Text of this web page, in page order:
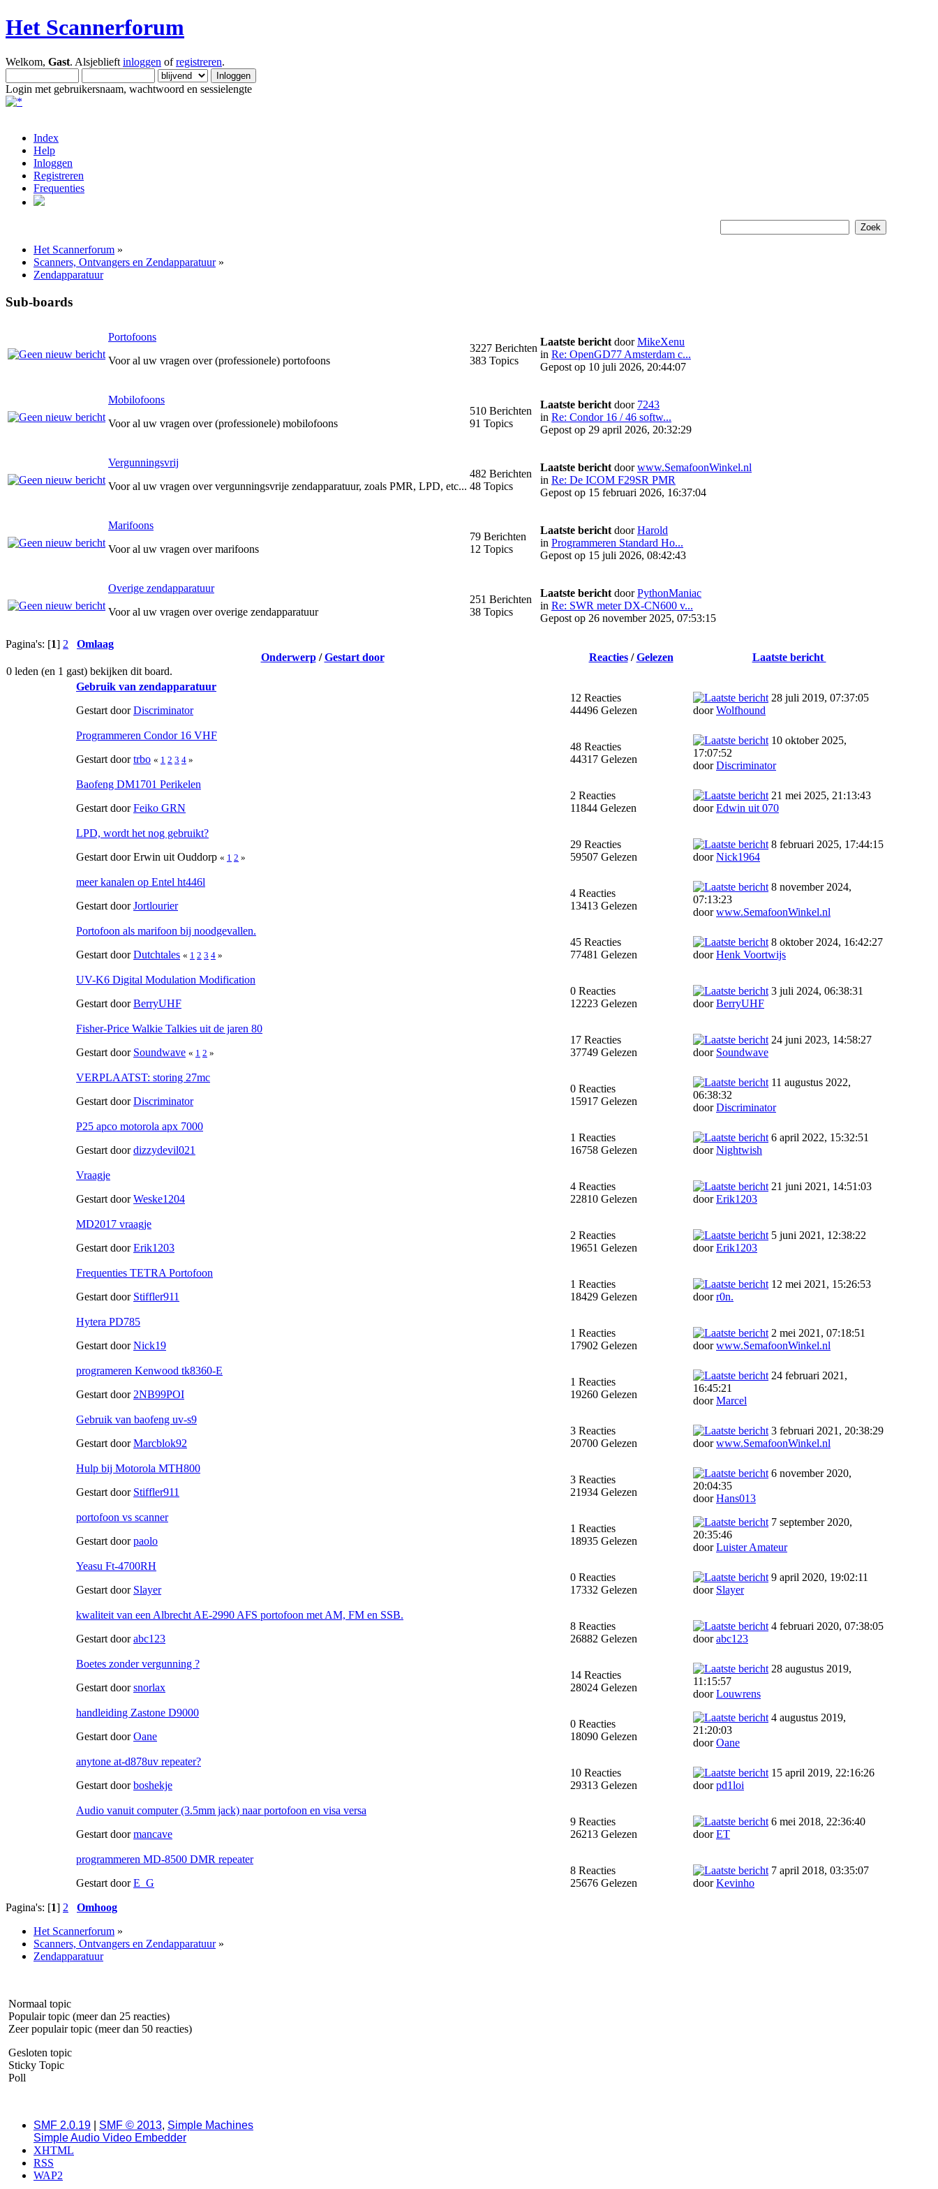
Het Scannerforum
Welkom, Gast. Alsjeblieft inloggen ofregistreren.
Login met gebruikersnaam, wachtwoord en sessielengte
Index
Help
Inloggen
Registreren
Frequenties
Het Scannerforum »
Scanners, Ontvangers en Zendapparatuur»
Zendapparatuur
Sub-boards
Portofoons
Voor al uw vragen over (professionele) portofoons
3227 Berichten
383 Topics
Laatste bericht doorMikeXenu
in Re: OpenGD77 Amsterdam c...
Gepost op 10 juli 2026, 20:44:07
Mobilofoons
Voor al uw vragen over (professionele) mobilofoons
510 Berichten
91 Topics
Laatste bericht door 7243
in Re: Condor 16 / 46 softw...
Gepost op 29 april 2026, 20:32:29
Vergunningsvrij
Voor al uw vragen over vergunningsvrije zendapparatuur, zoals PMR, LPD, etc...
482 Berichten
48 Topics
Laatste bericht doorwww.SemafoonWinkel.nl
in Re: De ICOM F29SR PMR
Gepost op 15 februari 2026, 16:37:04
Marifoons
Voor al uw vragen over marifoons
79 Berichten
12 Topics
Laatste bericht doorHarold
in Programmeren Standard Ho...
Gepost op 15 juli 2026, 08:42:43
Overige zendapparatuur
Voor al uw vragen over overige zendapparatuur
251 Berichten
38 Topics
Laatste bericht doorPythonManiac
in Re: SWR meter DX-CN600 v...
Gepost op 26 november 2025, 07:53:15
Pagina's: [1] 2
Omlaag
Onderwerp/Gestart door Reacties/Gelezen
Laatste bericht
0 leden (en 1 gast) bekijken dit board.
Gebruik van zendapparatuur
Gestart doorDiscriminator
12 Reacties
44496 Gelezen
28 juli 2019, 07:37:05
doorWolfhound
Programmeren Condor 16 VHF
Gestart doortrbo « 1 2 3 4 »
48 Reacties
44317 Gelezen
10 oktober 2025,
17:07:52
doorDiscriminator
Baofeng DM1701 Perikelen
Gestart doorFeiko GRN
2 Reacties
11844 Gelezen
21 mei 2025, 21:13:43
doorEdwin uit 070
LPD, wordt het nog gebruikt?
Gestart door Erwin uit Ouddorp « 1 2 »
29 Reacties
59507 Gelezen
8 februari 2025, 17:44:15
doorNick1964
meer kanalen op Entel ht446l
Gestart doorJortlourier
4 Reacties
13413 Gelezen
8 november 2024,
07:13:23
doorwww.SemafoonWinkel.nl
Portofoon als marifoon bij noodgevallen.
Gestart doorDutchtales « 1 2 3 4 »
45 Reacties
77481 Gelezen
8 oktober 2024, 16:42:27
doorHenk Voortwijs
UV-K6 Digital Modulation Modification
Gestart doorBerryUHF
0 Reacties
12223 Gelezen
3 juli 2024, 06:38:31
doorBerryUHF
Fisher-Price Walkie Talkies uit de jaren 80
Gestart door Soundwave « 1 2 »
17 Reacties
37749 Gelezen
24 juni 2023, 14:58:27
door Soundwave
VERPLAATST: storing 27mc
Gestart doorDiscriminator
0 Reacties
15917 Gelezen
11 augustus 2022,
06:38:32
doorDiscriminator
P25 apco motorola apx 7000
Gestart doordizzydevil021
1 Reacties
16758 Gelezen
6 april 2022, 15:32:51
doorNightwish
Vraagje
Gestart doorWeske1204
4 Reacties
22810 Gelezen
21 juni 2021, 14:51:03
doorErik1203
MD2017 vraagje
Gestart doorErik1203
2 Reacties
19651 Gelezen
5 juni 2021, 12:38:22
doorErik1203
Frequenties TETRA Portofoon
Gestart door Stiffler911
1 Reacties
18429 Gelezen
12 mei 2021, 15:26:53
doorr0n.
Hytera PD785
Gestart doorNick19
1 Reacties
17902 Gelezen
2 mei 2021, 07:18:51
doorwww.SemafoonWinkel.nl
programeren Kenwood tk8360-E
Gestart door 2NB99POI
1 Reacties
19260 Gelezen
24 februari 2021,
16:45:21
doorMarcel
Gebruik van baofeng uv-s9
Gestart doorMarcblok92
3 Reacties
20700 Gelezen
3 februari 2021, 20:38:29
doorwww.SemafoonWinkel.nl
Hulp bij Motorola MTH800
Gestart door Stiffler911
3 Reacties
21934 Gelezen
6 november 2020,
20:04:35
doorHans013
portofoon vs scanner
Gestart doorpaolo
1 Reacties
18935 Gelezen
7 september 2020,
20:35:46
doorLuister Amateur
Yeasu Ft-4700RH
Gestart door Slayer
0 Reacties
17332 Gelezen
9 april 2020, 19:02:11
door Slayer
kwaliteit van een Albrecht AE-2990 AFS portofoon met AM, FM en SSB.
Gestart doorabc123
8 Reacties
26882 Gelezen
4 februari 2020, 07:38:05
doorabc123
Boetes zonder vergunning ?
Gestart doorsnorlax
14 Reacties
28024 Gelezen
28 augustus 2019,
11:15:57
doorLouwrens
handleiding Zastone D9000
Gestart doorOane
0 Reacties
18090 Gelezen
4 augustus 2019,
21:20:03
doorOane
anytone at-d878uv repeater?
Gestart doorboshekje
10 Reacties
29313 Gelezen
15 april 2019, 22:16:26
doorpd1loi
Audio vanuit computer (3.5mm jack) naar portofoon en visa versa
Gestart doormancave
9 Reacties
26213 Gelezen
6 mei 2018, 22:36:40
doorET
programmeren MD-8500 DMR repeater
Gestart doorE_G
8 Reacties
25676 Gelezen
7 april 2018, 03:35:07
doorKevinho
Pagina's: [1] 2
Omhoog
Het Scannerforum »
Scanners, Ontvangers en Zendapparatuur»
Zendapparatuur
Normaal topic
Populair topic (meer dan 25 reacties)
Zeer populair topic (meer dan 50 reacties)
Gesloten topic
Sticky Topic
Poll
SMF 2.0.19 SMF © 2013, Simple Machines
Simple Audio Video Embedder
XHTML
RSS
WAP2